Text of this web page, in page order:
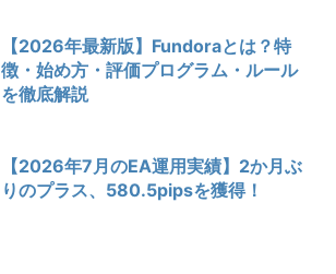
【2026年最新版】Fundoraとは？特
徴・始め方・評価プログラム・ルール
を徹底解説
【2026年7月のEA運用実績】2か月ぶ
りのプラス、580.5pipsを獲得！